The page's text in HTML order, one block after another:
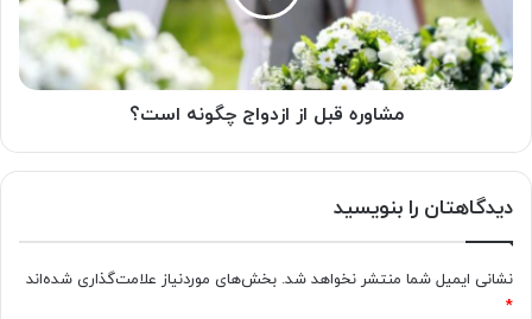
است؟
مشاوره قبل از ازدواج چگونه است؟
دیدگاهتان را بنویسید
نشانی ایمیل شما منتشر نخواهد شد. بخش‌های موردنیاز علامت‌گذاری شده‌اند
*